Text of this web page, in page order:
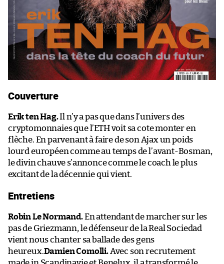
Couverture
Erik ten Hag.Il n’y a pas que dans l’univers des
cryptomonnaies que l’ETH voit sa cote monter en
flèche. En parvenant à faire de son Ajax un poids
lourd européen comme au temps de l’avant-Bosman,
le divin chauve s’annonce comme le coach le plus
excitant de la décennie qui vient.
Entretiens
Robin Le Normand.En attendant de marcher sur les
pas de Griezmann, le défenseur de la Real Sociedad
vient nous chanter sa ballade des gens
heureux.Damien Comolli.Avec son recrutement